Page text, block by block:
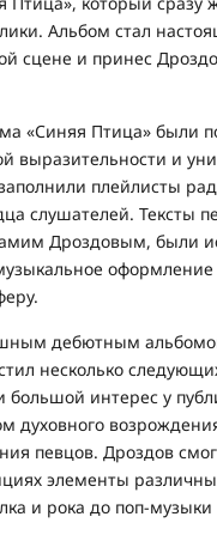
Альбом стал
сцене и принес
«Синяя Птица» были
выразительности и
плейлисты
слушателей. Тексты
Дроздовым, были
оформление
дебютным
несколько
большой интерес у
духовного
певцов. Дроздов
элементы
и рока до поп-музыки